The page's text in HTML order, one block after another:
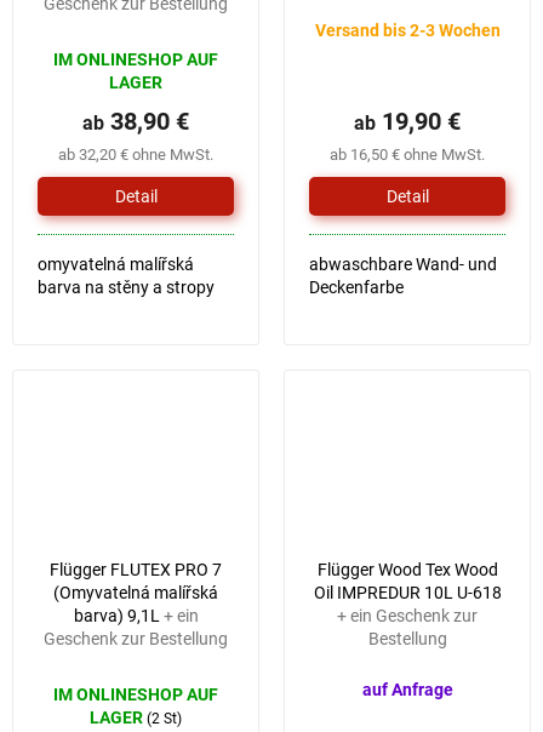
IM ONLINESHOP AUF
LAGER
ab 32,20 € ohne MwSt.
ab 38,90 €
Detail
omyvatelná malířská
barva na stěny a stropy
Versand bis 2-3 Wochen
ab 16,50 € ohne MwSt.
ab 19,90 €
Detail
abwaschbare Wand- und
Deckenfarbe
Flügger FLUTEX PRO 7
(Omyvatelná malířská
barva) 9,1L+ ein
Geschenk zur Bestellung
IM ONLINESHOP AUF
LAGER (2 St)
Flügger Wood Tex Wood
Oil IMPREDUR 10L U-618
+ ein Geschenk zur
Bestellung
auf Anfrage